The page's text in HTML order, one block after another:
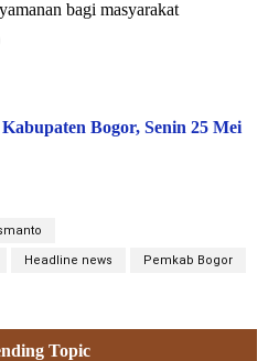
bagi masyarakat
Bogor, Senin 25 Mei
Headline news Pemkab Bogor
Topic